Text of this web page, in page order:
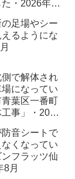
・2026年8
足場やシー
るようにな
で解体され
になってい
葉区一番町
事」・2026
音シートで
くなってい
フラッツ仙
8月